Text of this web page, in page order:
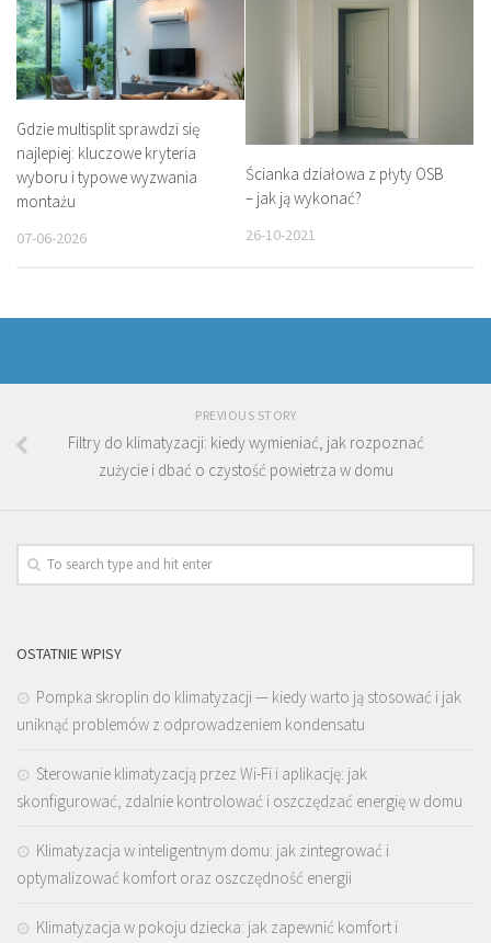
Gdzie multisplit sprawdzi się
najlepiej: kluczowe kryteria
wyboru i typowe wyzwania
montażu
07-06-2026
Ścianka działowa z płyty OSB
– jak ją wykonać?
26-10-2021
PREVIOUS STORY
Filtry do klimatyzacji: kiedy wymieniać, jak rozpoznać
zużycie i dbać o czystość powietrza w domu
OSTATNIE WPISY
Pompka skroplin do klimatyzacji — kiedy warto ją stosować i jak
uniknąć problemów z odprowadzeniem kondensatu
Sterowanie klimatyzacją przez Wi-Fi i aplikację: jak
skonfigurować, zdalnie kontrolować i oszczędzać energię w domu
Klimatyzacja w inteligentnym domu: jak zintegrować i
optymalizować komfort oraz oszczędność energii
Klimatyzacja w pokoju dziecka: jak zapewnić komfort i